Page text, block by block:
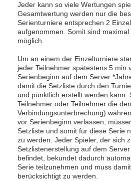
Jeder kann so viele Wertungen
Gesamtwertung werden nur die
Serienturniere entsprechen 2
aufgenommen. Somit sind
möglich.
Um an einem der Einzelturniere
jeder Teilnehmer spätestens 5 min
Serienbeginn auf dem Server
damit die Setzliste durch den
und pünktlich erstellt werden kann.
Teilnehmer oder Teilnehmer die
Verbindungsunterbrechung)
vor Serienbeginn verlassen,
Setzliste und somit für diese Serie
zu werden. Jeder Spieler, der sich
Setzlistenerstellung auf dem
befindet, bekundet dadurch
Serie teilzunehmen und muss
berücksichtigt zu werden.